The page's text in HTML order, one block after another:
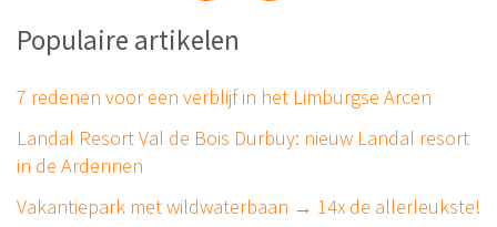
Populaire artikelen
7 redenen voor een verblijf in het Limburgse Arcen
Landal Resort Val de Bois Durbuy: nieuw Landal resort
in de Ardennen
Vakantiepark met wildwaterbaan → 14x de allerleukste!